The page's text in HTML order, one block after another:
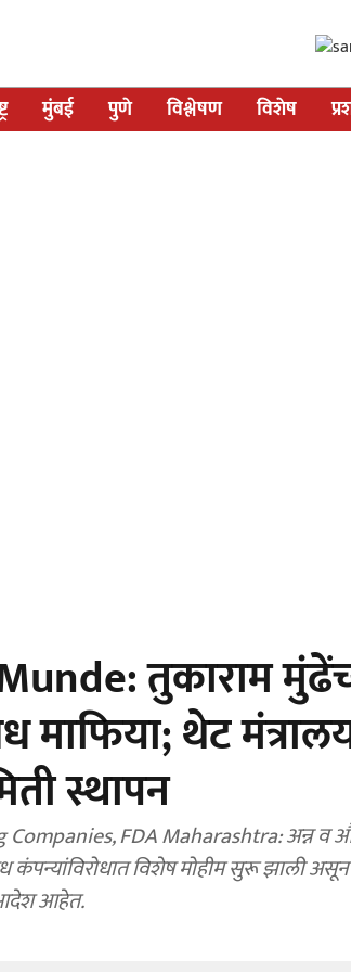
मुंबई पुणे विश्लेषण विशेष
तुकाराम
थेट
स्थापन
FDA Maharashtra: अन्न व
विशेष मोहीम सुरू झाली
आहेत.